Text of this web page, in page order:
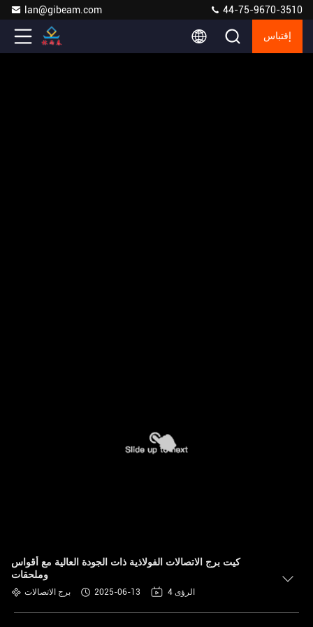
lan@gibeam.com 44-75-9670-3510
إقتباس
كيت برج الاتصالات الفولاذية ذات الجودة العالية مع أقواس
وملحقات
برج الاتصالات 2025-06-13 4 الرؤى